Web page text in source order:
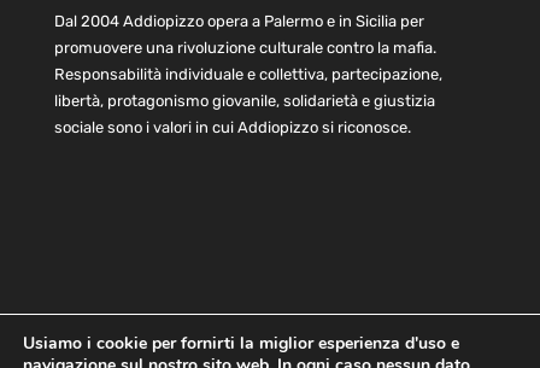
Dal 2004 Addiopizzo opera a Palermo e in Sicilia per
promuovere una rivoluzione culturale contro la mafia.
Responsabilità individuale e collettiva, partecipazione,
libertà, protagonismo giovanile, solidarietà e giustizia
sociale sono i valori in cui Addiopizzo si riconosce.
Usiamo i cookie per fornirti la miglior esperienza d'uso e